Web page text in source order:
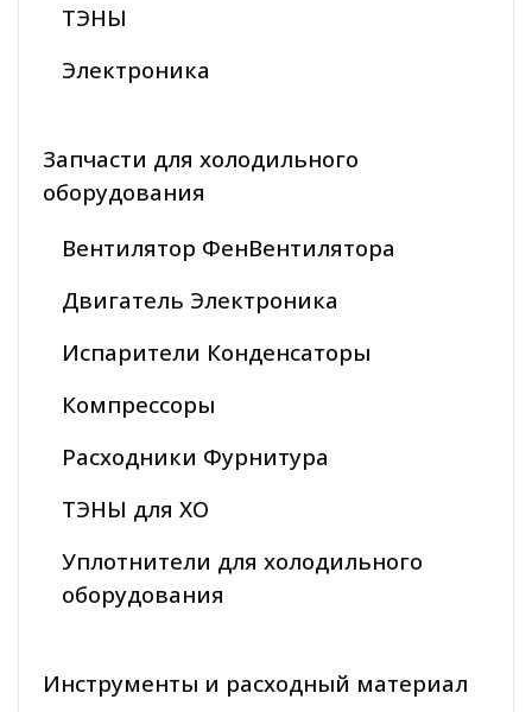
ТЭНЫ
Электроника
Запчасти для холодильного
оборудования
Вентилятор ФенВентилятора
Двигатель Электроника
Испарители Конденсаторы
Компрессоры
Расходники Фурнитура
ТЭНЫ для ХО
Уплотнители для холодильного
оборудования
Инструменты и расходный материал